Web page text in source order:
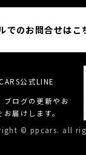
でのお問合せはこ
公式LINE
ブログの更新やお
届けします。
© ppcars. all